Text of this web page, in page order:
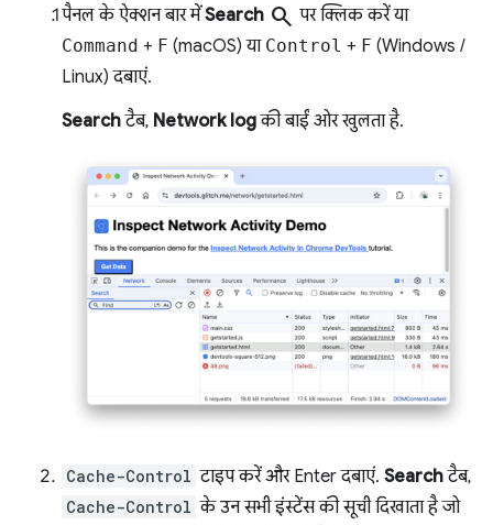
पैनल के ऐक्शन बार मेंSearch search पर क्लिक करें या
Command + F (macOS) या Control + F (Windows /
Linux) दबाएं.
Searchटैब, Network logकी बाईं ओर खुलता है.
Cache-Control टाइप करें और Enter दबाएं. Searchटैब,
Cache-Control के उन सभी इंस्टेंस की सूची दिखाता है जो